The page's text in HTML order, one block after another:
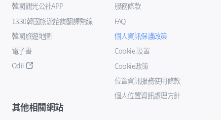
韓國觀光公社APP
1330韓國旅遊諮詢翻譯熱線
韓國旅遊地圖
電子書
Odii
服務條款
FAQ
個人資訊保護政策
Cookie 設置
Cookie政策
位置資訊服務使用條款
個人位置資訊處理方針
其他相關網站